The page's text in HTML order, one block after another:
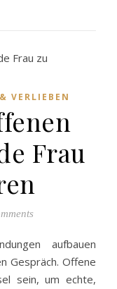
VERLIEBEN
Frau
aufbauen
Gespräch. Offene
sein, um echte,